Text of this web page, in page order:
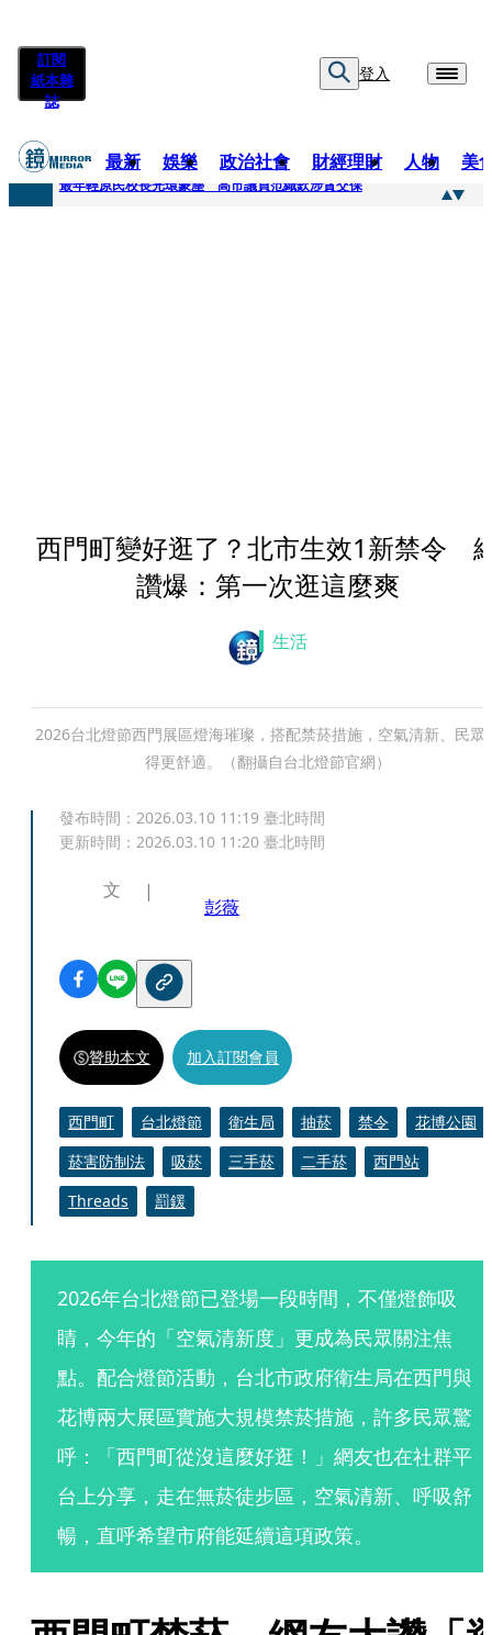
訂閱
紙本雜
誌
登入
最新 娛樂 政治社會 財經理財 人物 美
快訊
最年輕原民校長光環蒙塵 高市議員范織欽涉貪交保
西門町變好逛了？北市生效1新禁令
讚爆：第一次逛這麼爽
生活
2026台北燈節西門展區燈海璀璨，搭配禁菸措施，空氣清新、民眾
得更舒適。（翻攝自台北燈節官網）
發布時間： 2026.03.10 11:19 臺北時間
更新時間： 2026.03.10 11:20 臺北時間
文
彭薇
贊助本文 加入訂閱會員
西門町 台北燈節 衛生局 抽菸 禁令
花博公園
菸害防制法
吸菸 三手菸 二手菸
西門站
Threads
罰鍰
2026年台北燈節已登場一段時間，不僅燈飾吸
睛，今年的「空氣清新度」更成為民眾關注焦
點。配合燈節活動，台北市政府衛生局在西門與
花博兩大展區實施大規模禁菸措施，許多民眾驚
呼：「西門町從沒這麼好逛！」網友也在社群平
台上分享，走在無菸徒步區，空氣清新、呼吸舒
暢，直呼希望市府能延續這項政策。